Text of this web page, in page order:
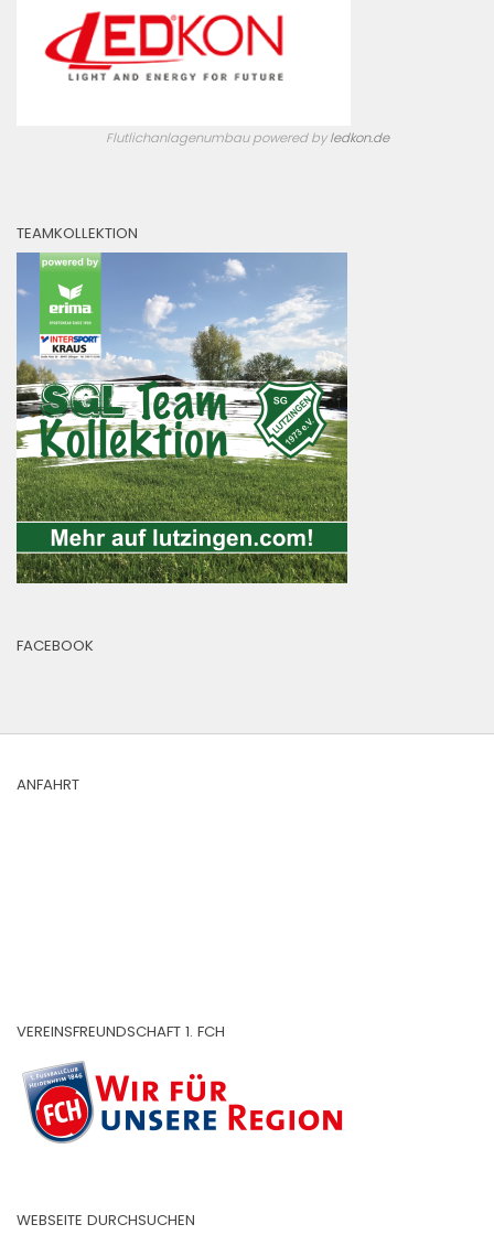
Flutlichanlagenumbau powered byledkon.de
TEAMKOLLEKTION
FACEBOOK
ANFAHRT
VEREINSFREUNDSCHAFT 1. FCH
WEBSEITE DURCHSUCHEN